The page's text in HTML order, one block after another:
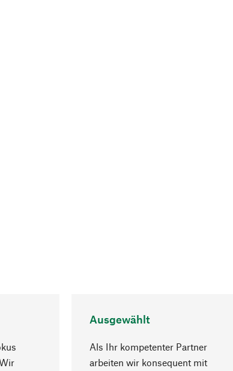
Ausgewählt
Als Ihr kompetenter Partner
arbeiten wir konsequent mit